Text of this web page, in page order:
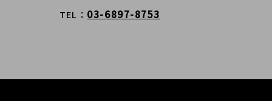
TEL 03-6897-8753